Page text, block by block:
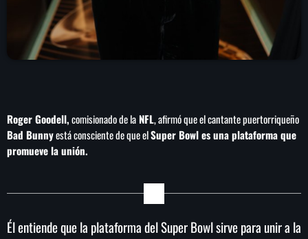
NOTAS
despojo de inmueble en la Del Valle
Liderazgo de la ONU: América Latina expone
Roger Goodell,comisionado de la NFL, afirmó que el cantante puertorriqueño
Bad Bunnyestá consciente de que elSuper Bowl es una plataforma que
promueve la unión.
Él entiende que la plataforma del Super Bowl sirve para unir a la